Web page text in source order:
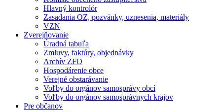
Hlavný kontrolór
Zasadania OZ, pozvánky, uznesenia, materiály
VZN
Zverejňovanie
Úradná tabuľa
Zmluvy, faktúry, objednávky
Archív ZFO
Hospodárenie obce
Verejné obstarávanie
Voľby do orgánov samosprávy obcí
Voľby do orgánov samosprávnych krajov
Pre občanov